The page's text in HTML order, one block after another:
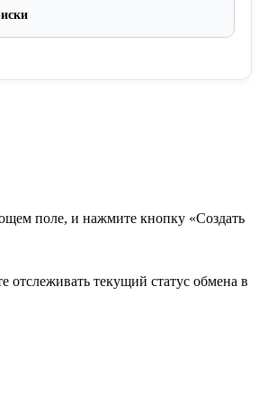
поле, и нажмите кнопку «Создать
отслеживать текущий статус обмена в